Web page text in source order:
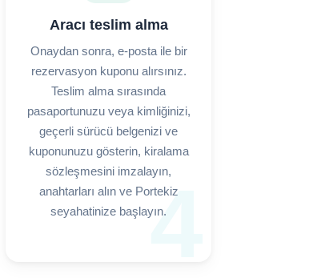
4
Aracı teslim alma
Onaydan sonra, e-posta ile bir
rezervasyon kuponu alırsınız.
Teslim alma sırasında
pasaportunuzu veya kimliğinizi,
geçerli sürücü belgenizi ve
kuponunuzu gösterin, kiralama
sözleşmesini imzalayın,
anahtarları alın ve Portekiz
seyahatinize başlayın.